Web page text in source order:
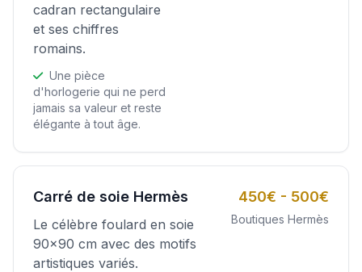
cadran rectangulaire
et ses chiffres
romains.
Une pièce
d'horlogerie qui ne perd
jamais sa valeur et reste
élégante à tout âge.
Carré de soie Hermès
Le célèbre foulard en soie
90x90 cm avec des motifs
artistiques variés.
450€ - 500€
Boutiques Hermès